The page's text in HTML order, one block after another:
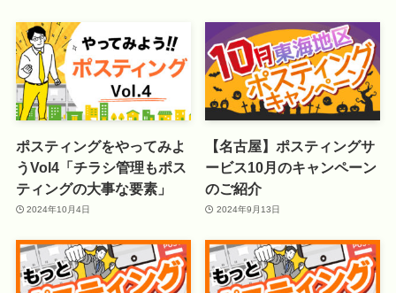
ポスティングをやってみよ
うVol4「チラシ管理もポス
ティングの大事な要素」
2024年10月4日
【名古屋】ポスティングサ
ービス10月のキャンペーン
のご紹介
2024年9月13日